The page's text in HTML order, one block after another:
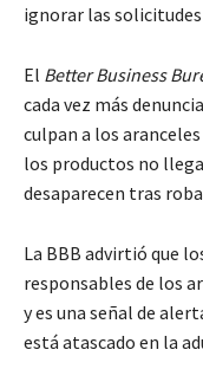
ignorar las
El Better Business
cada vez más
culpan a los
los productos no
desaparecen tras
La BBB advirtió que
responsables de los
y es una señal de
está atascado en la